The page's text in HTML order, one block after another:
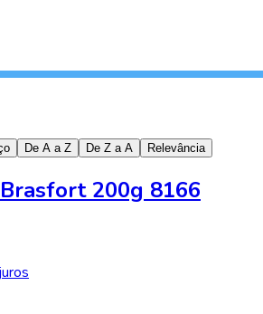
De A a Z De Z a A Relevância
200g 8166